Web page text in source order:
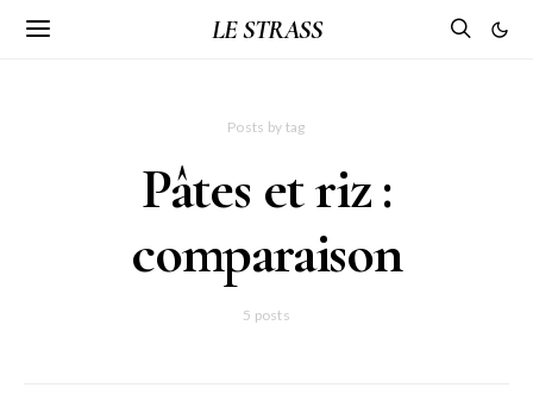
LE STRASS
Posts by tag
Pâtes et riz :
comparaison
5 posts